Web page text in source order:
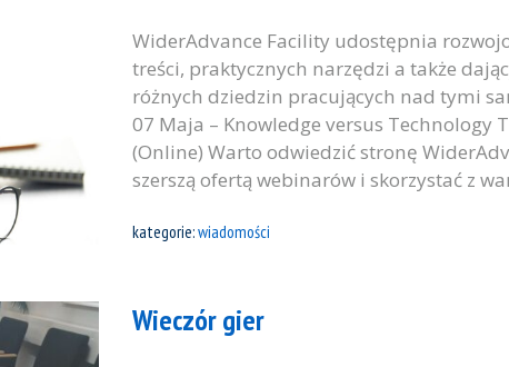
WiderAdvance Facility udostępnia
treści, praktycznych narzędzi a także
różnych dziedzin pracujących nad tymi
07 Maja – Knowledge versus Technology
(Online) Warto odwiedzić stronę
szerszą ofertą webinarów i skorzystać z
kategorie:wiadomości
Wieczór gier